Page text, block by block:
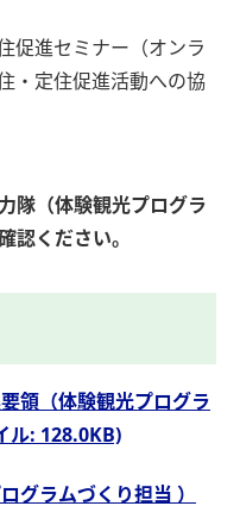
促進セミナー（オンラ
・定住促進活動への協
隊（体験観光プログラ
認ください。
領（体験観光プログラ
ル: 128.0KB)
グラムづくり担当 ）